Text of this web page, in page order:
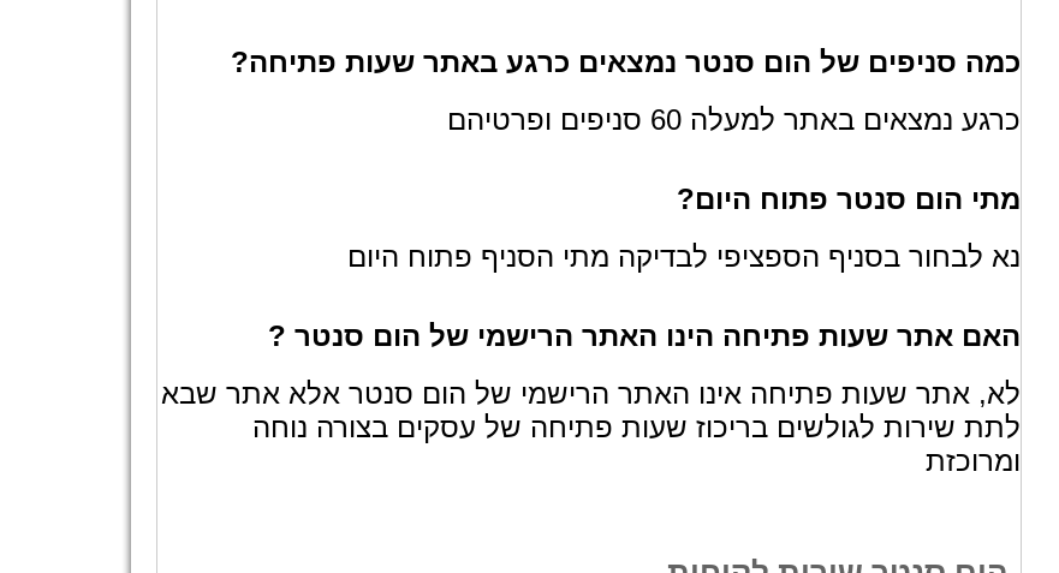
כמה סניפים של הום סנטר נמצאים כרגע באתר שעות פתיחה?
כרגע נמצאים באתר למעלה 60 סניפים ופרטיהם
מתי הום סנטר פתוח היום?
נא לבחור בסניף הספציפי לבדיקה מתי הסניף פתוח היום
האם אתר שעות פתיחה הינו האתר הרישמי של הום סנטר ?
לא, אתר שעות פתיחה אינו האתר הרישמי של הום סנטר אלא אתר שבא
לתת שירות לגולשים בריכוז שעות פתיחה של עסקים בצורה נוחה
ומרוכזת